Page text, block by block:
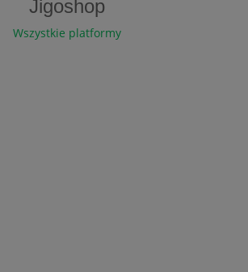
Jigoshop
Wszystkie platformy